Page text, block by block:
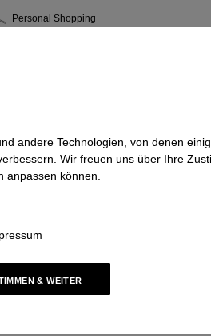
Personal Shopping
andere Technologien, von denen
Wir freuen uns über Ihre
anpassen können.
& WEITER